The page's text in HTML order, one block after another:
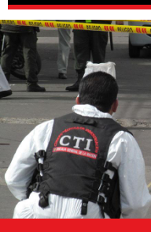
colombia-
general-
context.jpg